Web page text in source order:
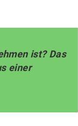
ist? Das
einer